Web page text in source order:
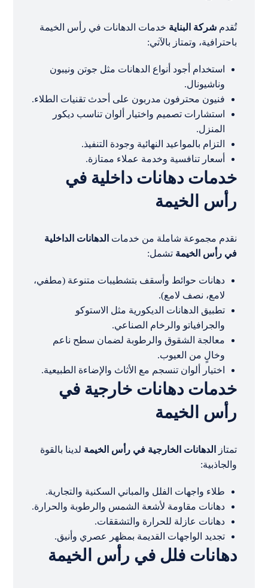
تُقدمشركة البناية خدمات الدهانات في رأس الخيمة
باحترافية، وتمتاز بالآتي:
استخدام أجود أنواع الدهانات مثل جوتن ونيبون
وناشيونال.
فنيون محترفون مدربون على أحدث تقنيات الطلاء.
استشارات تصميم واختيار ألوان تناسب ديكور
المنزل.
التزام بالمواعيد النهائية وجودة التنفيذ.
أسعار تنافسية وخدمة عملاء ممتازة.
خدمات دهانات داخلية في
رأس الخيمة
نقدم مجموعة شاملة من خدمات الدهانات الداخلية
في رأس الخيمة تشمل:
دهانات حوائط وأسقف بتشطيبات متنوعة (مطفي،
لامع، نصف لامع).
تطبيق الدهانات الديكورية مثل الاستوكو
والجرافياتو والرخام الصناعي.
معالجة الشقوق والرطوبة لضمان سطح ناعم
وخالٍ من العيوب.
اختيار ألوان تنسجم مع الأثاث والإضاءة الطبيعية.
خدمات دهانات خارجية في
رأس الخيمة
تمتاز الدهانات الخارجية في رأس الخيمة لدينا بالقوة
والجاذبية:
طلاء واجهات الفلل والمباني السكنية والتجارية.
دهانات مقاومة لأشعة الشمس والرطوبة والحرارة.
دهانات عازلة للحرارة والتشققات.
تجديد الواجهات القديمة بمظهر عصري وأنيق.
دهانات فلل في رأس الخيمة